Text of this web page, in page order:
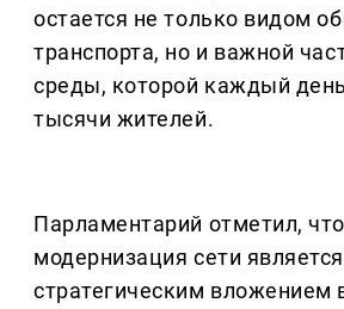
остается не только видом
транспорта, но и важной
среды, которой каждый
тысячи жителей.
Парламентарий отметил, что
модернизация сети является
стратегическим вложением